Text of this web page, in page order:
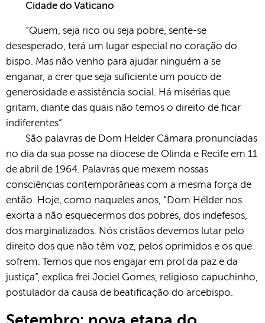
Cidade do Vaticano
“Quem, seja rico ou seja pobre, sente-se
desesperado, terá um lugar especial no coração do
bispo. Mas não venho para ajudar ninguém a se
enganar, a crer que seja suficiente um pouco de
generosidade e assistência social. Há misérias que
gritam, diante das quais não temos o direito de ficar
indiferentes”.
São palavras de Dom Helder Câmara pronunciadas
no dia da sua posse na diocese de Olinda e Recife em 11
de abril de 1964. Palavras que mexem nossas
consciências contemporâneas com a mesma força de
então. Hoje, como naqueles anos, “Dom Hélder nos
exorta a não esquecermos dos pobres, dos indefesos,
dos marginalizados. Nós cristãos devemos lutar pelo
direito dos que não têm voz, pelos oprimidos e os que
sofrem. Temos que nos engajar em prol da paz e da
justiça”, explica frei Jociel Gomes, religioso capuchinho,
postulador da causa de beatificação do arcebispo.